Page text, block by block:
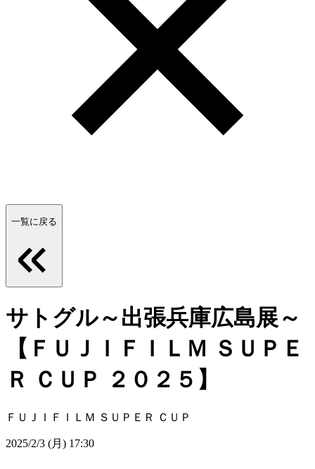
一覧に戻る
サトグル～出張兵庫広島展～
【ＦＵＪＩＦＩＬＭ ＳＵＰＥ
Ｒ ＣＵＰ ２０２５】
ＦＵＪＩＦＩＬＭ ＳＵＰＥＲ ＣＵＰ
2025/2/3 (月) 17:30